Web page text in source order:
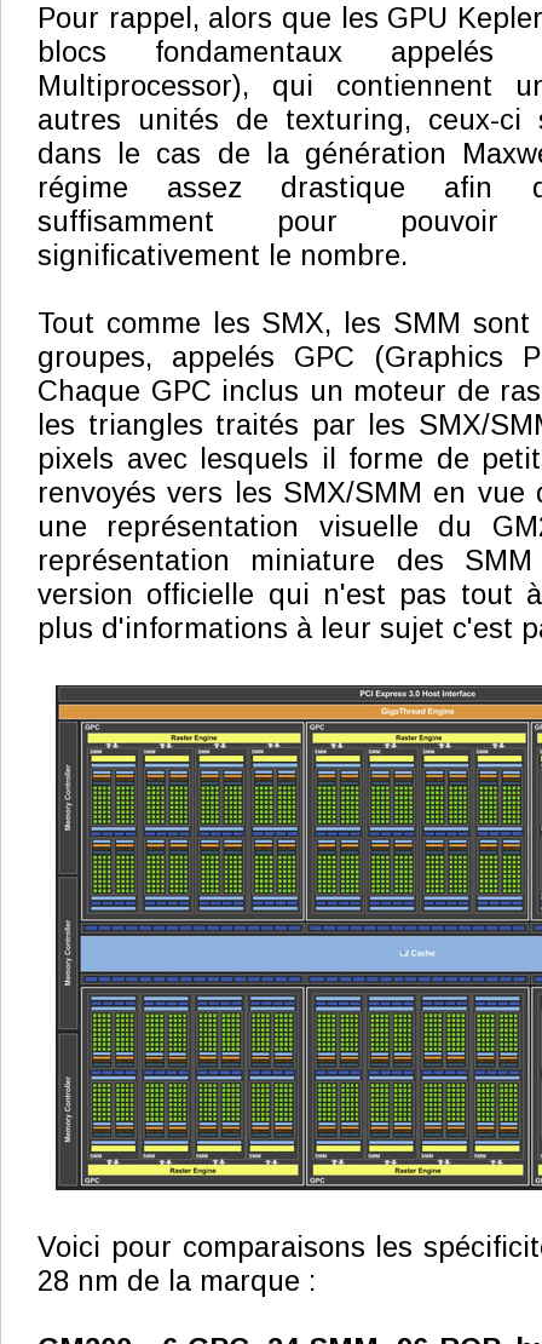
Pour rappel, alors que les GPU
blocs fondamentaux appelés
Multiprocessor), qui contiennent
autres unités de texturing, ceux-ci
dans le cas de la génération
régime assez drastique afin
suffisamment pour pouvoir
significativement le nombre.
Tout comme les SMX, les SMM
groupes, appelés GPC (Graphics
Chaque GPC inclus un moteur de
les triangles traités par les SMX/
pixels avec lesquels il forme de
renvoyés vers les SMX/SMM en vue
une représentation visuelle du
représentation miniature des
version officielle qui n'est pas tout
plus d'informations à leur sujet c'est
Voici pour comparaisons les
28 nm de la marque :